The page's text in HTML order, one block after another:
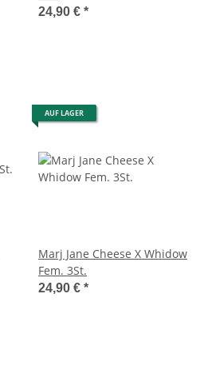
24,90 € *
AUF LAGER
Marj Jane Cheese X Whidow
Fem. 3St.
24,90 € *